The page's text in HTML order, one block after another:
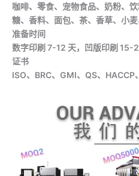
咖啡、零食、宠物食品、奶粉、
糖、香料、面包、茶、香草、小
准备时间
数字印刷 7-12 天，凹版印刷 15-
证书
ISO、BRC、GMI、QS、HACCP